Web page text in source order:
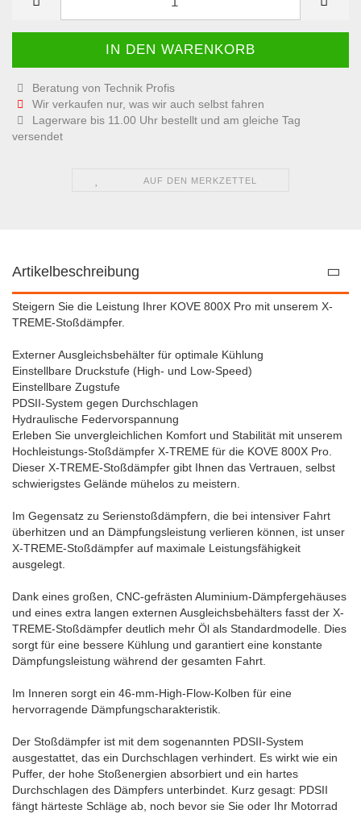
Beratung von Technik Profis
Wir verkaufen nur, was wir auch selbst fahren
Lagerware bis 11.00 Uhr bestellt und am gleiche Tag
versendet
AUF DEN MERKZETTEL
Artikelbeschreibung
Steigern Sie die Leistung Ihrer KOVE 800X Pro mit unserem X-
TREME-Stoßdämpfer.
Externer Ausgleichsbehälter für optimale Kühlung
Einstellbare Druckstufe (High- und Low-Speed)
Einstellbare Zugstufe
PDSII-System gegen Durchschlagen
Hydraulische Federvorspannung
Erleben Sie unvergleichlichen Komfort und Stabilität mit unserem
Hochleistungs-Stoßdämpfer X-TREME für die KOVE 800X Pro.
Dieser X-TREME-Stoßdämpfer gibt Ihnen das Vertrauen, selbst
schwierigstes Gelände mühelos zu meistern.
Im Gegensatz zu Serienstoßdämpfern, die bei intensiver Fahrt
überhitzen und an Dämpfungsleistung verlieren können, ist unser
X-TREME-Stoßdämpfer auf maximale Leistungsfähigkeit
ausgelegt.
Dank eines großen, CNC-gefrästen Aluminium-Dämpfergehäuses
und eines extra langen externen Ausgleichsbehälters fasst der X-
TREME-Stoßdämpfer deutlich mehr Öl als Standardmodelle. Dies
sorgt für eine bessere Kühlung und garantiert eine konstante
Dämpfungsleistung während der gesamten Fahrt.
Im Inneren sorgt ein 46-mm-High-Flow-Kolben für eine
hervorragende Dämpfungscharakteristik.
Der Stoßdämpfer ist mit dem sogenannten PDSII-System
ausgestattet, das ein Durchschlagen verhindert. Es wirkt wie ein
Puffer, der hohe Stoßenergien absorbiert und ein hartes
Durchschlagen des Dämpfers unterbindet. Kurz gesagt: PDSII
fängt härteste Schläge ab, noch bevor sie Sie oder Ihr Motorrad